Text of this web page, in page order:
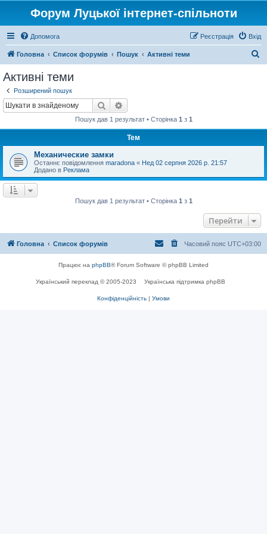
Форум Луцької інтернет-спільноти
Допомога Вхід
Реєстрація
Головна Список форумів Пошук Активні теми
Активні теми
Розширений пошук
Пошук
Пошук дав 1 результат • Сторінка 1 з 1
Тем
Механические замки
Останнє повідомлення maradona « Нед 02 серпня 2026 р. 21:57
Додано в Реклама
Пошук дав 1 результат • Сторінка 1 з 1
Перейти
Головна Список форумів Часовий пояс UTC+03:00
Працює на phpBB® Forum Software © phpBB Limited
Український переклад © 2005-2023 Українська підтримка phpBB
Конфіденційність | Умови